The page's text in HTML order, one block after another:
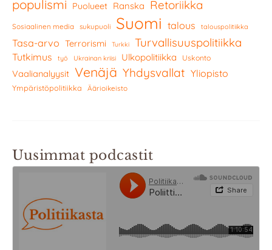
populismi Puolueet Ranska Retoriikka
Sosiaalinen media sukupuoli Suomi talous talouspolitiikka
Tasa-arvo Terrorismi Turkki Turvallisuuspolitiikka
Tutkimus työ Ukrainan kriisi Ulkopolitiikka Uskonto
Vaalianalyysit Venäjä Yhdysvallat Yliopisto
Ympäristöpolitiikka Äärioikeisto
Uusimmat podcastit